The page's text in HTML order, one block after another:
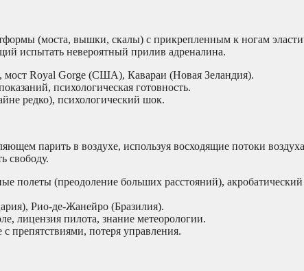
(моста, вышки, скалы) с прикрепленным к ногам
испытать невероятный прилив адреналина.
Royal Gorge (США), Кавараи (Новая Зеландия).
психологическая готовность.
редко), психологический шок.
парить в воздухе, используя восходящие потоки
свободу.
полеты (преодоление больших расстояний), акробатический
Рио-де-Жанейро (Бразилия).
лицензия пилота, знание метеорологии.
препятствиями, потеря управления.